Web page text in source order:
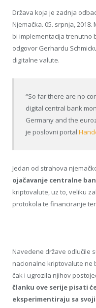
Država koja je zadnja
Njemačka. 05. srpnja,
bi implementacija trenutno
odgovor Gerhardu
digitalne valute.
“So far there are no
digital central bank
Germany and the
je poslovni portal
Jedan od strahova
ojačavanje centralne
kriptovalute, uz to, veliku
protokola te financiranje
Navedene države odlučile
nacionalne kriptovalute ne
čak i ugrozila njihov
članku ove serije pisati
eksperimentiraju sa